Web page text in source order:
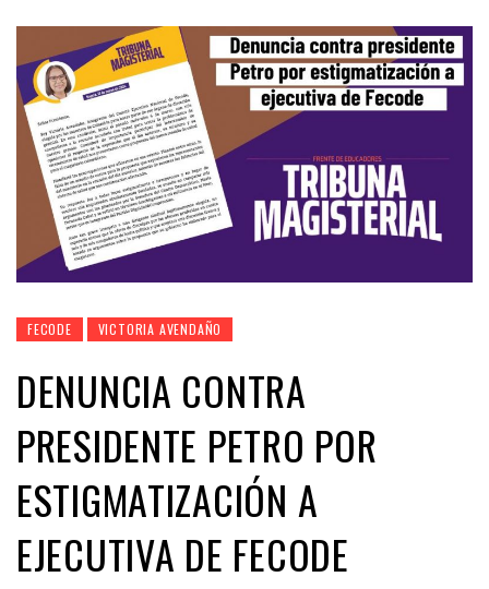
FECODE VICTORIA AVENDAÑO
DENUNCIA CONTRA
PRESIDENTE PETRO POR
ESTIGMATIZACIÓN A
EJECUTIVA DE FECODE